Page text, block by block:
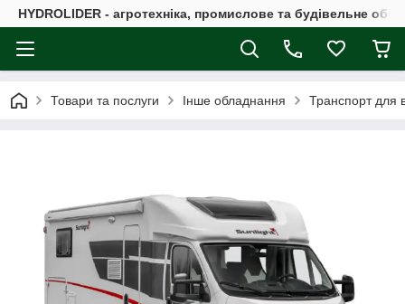
HYDROLIDER - агротехніка, промислове та будівельне
Товари та послуги Інше обладнання Транспорт для